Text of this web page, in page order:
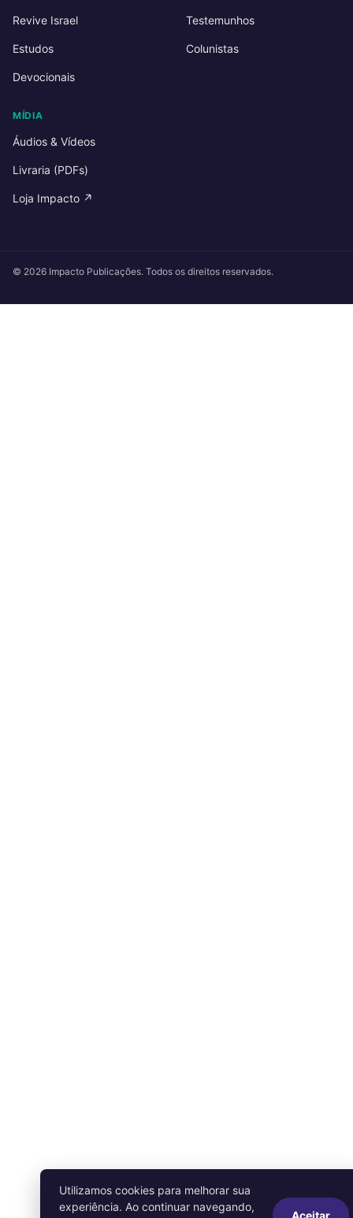
Revive Israel
Estudos
Devocionais
Testemunhos
Colunistas
MÍDIA
Áudios & Vídeos
Livraria (PDFs)
Loja Impacto ↗
© 2026 Impacto Publicações. Todos os direitos reservados.
Utilizamos cookies para melhorar sua
experiência. Ao continuar navegando,
Aceitar